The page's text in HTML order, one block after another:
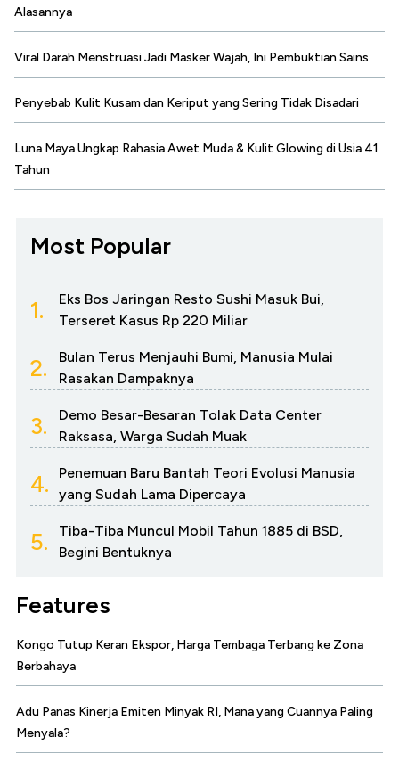
Alasannya
Viral Darah Menstruasi Jadi Masker Wajah, Ini Pembuktian Sains
Penyebab Kulit Kusam dan Keriput yang Sering Tidak Disadari
Luna Maya Ungkap Rahasia Awet Muda & Kulit Glowing di Usia 41
Tahun
Most Popular
1.
Eks Bos Jaringan Resto Sushi Masuk Bui,
Terseret Kasus Rp 220 Miliar
2.
Bulan Terus Menjauhi Bumi, Manusia Mulai
Rasakan Dampaknya
3.
Demo Besar-Besaran Tolak Data Center
Raksasa, Warga Sudah Muak
4.
Penemuan Baru Bantah Teori Evolusi Manusia
yang Sudah Lama Dipercaya
5.
Tiba-Tiba Muncul Mobil Tahun 1885 di BSD,
Begini Bentuknya
Features
Kongo Tutup Keran Ekspor, Harga Tembaga Terbang ke Zona
Berbahaya
Adu Panas Kinerja Emiten Minyak RI, Mana yang Cuannya Paling
Menyala?